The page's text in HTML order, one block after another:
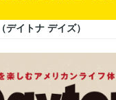
イトナ デイズ）